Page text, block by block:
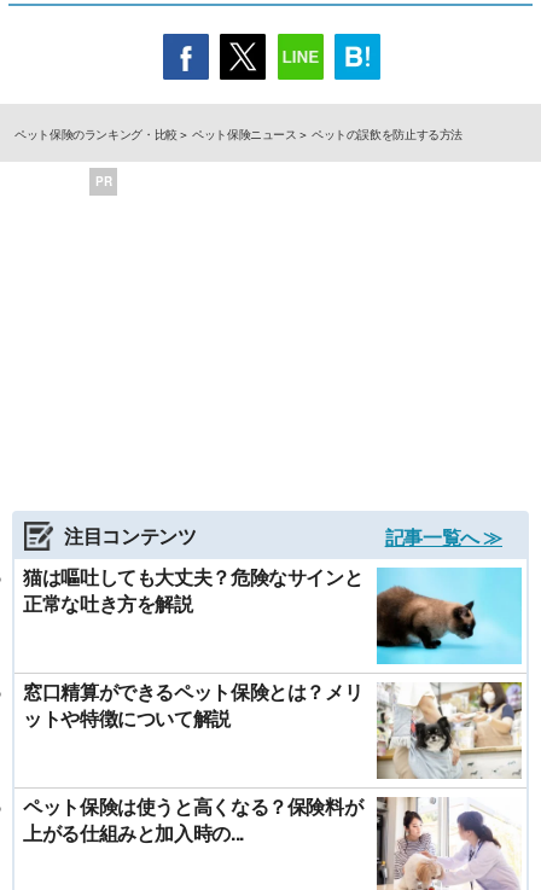
ペット保険のランキング・比較 ペット保険ニュース ペットの誤飲を防止する方法
PR
注目コンテンツ
記事一覧へ ≫
猫は嘔吐しても大丈夫？危険なサインと
正常な吐き方を解説
窓口精算ができるペット保険とは？メリ
ットや特徴について解説
ペット保険は使うと高くなる？保険料が
上がる仕組みと加入時の...